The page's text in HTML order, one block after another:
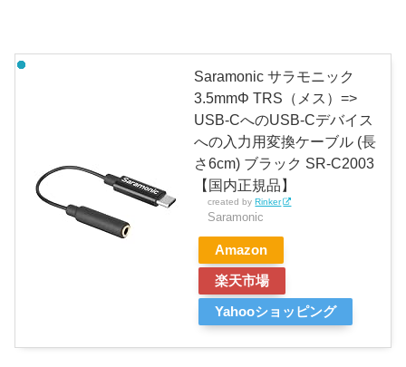
Saramonic サラモニック
3.5mmΦ TRS（メス）=>
USB-CへのUSB-Cデバイス
への入力用変換ケーブル (長
さ6cm) ブラック SR-C2003
【国内正規品】
created byRinker
Saramonic
Amazon
楽天市場
Yahooショッピング